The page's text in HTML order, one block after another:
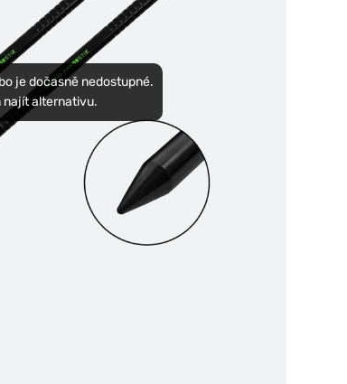
je dočasně nedostupné.
najít alternativu.